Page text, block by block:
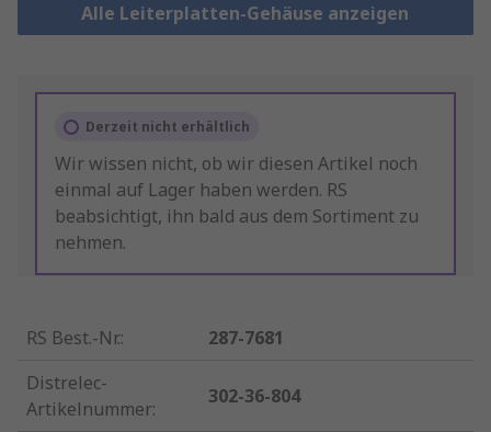
Alle Leiterplatten-Gehäuse anzeigen
Derzeit nicht erhältlich
Wir wissen nicht, ob wir diesen Artikel noch
einmal auf Lager haben werden. RS
beabsichtigt, ihn bald aus dem Sortiment zu
nehmen.
RS Best.-Nr.:
287-7681
Distrelec-
Artikelnummer:
302-36-804